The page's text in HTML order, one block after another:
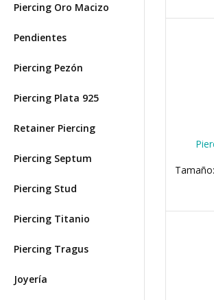
Piercing Oro Macizo
Pendientes
Piercing Pezón
Piercing Plata 925
Retainer Piercing
Piercing Septum
Piercing Stud
Piercing Titanio
Piercing Tragus
Joyería